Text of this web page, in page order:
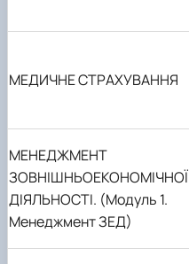
МЕДИЧНЕ СТРАХУВАННЯ
МЕНЕДЖМЕНТ
ЗОВНІШНЬОЕКОНОМІЧНОЇ
ДІЯЛЬНОСТІ. (Модуль 1.
Менеджмент ЗЕД)